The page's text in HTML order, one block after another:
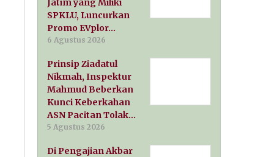
Jatim yang Miliki
SPKLU, Luncurkan
Promo EVplor…
6 Agustus 2026
Prinsip Ziadatul
Nikmah, Inspektur
Mahmud Beberkan
Kunci Keberkahan
ASN Pacitan Tolak…
5 Agustus 2026
Di Pengajian Akbar